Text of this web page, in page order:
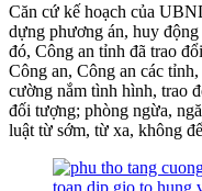
Căn cứ kế hoạch của
dựng phương án, huy
đó, Công an tỉnh đã trao
Công an, Công an các
cường nắm tình hình, trao
đối tượng; phòng ngừa,
luật từ sớm, từ xa, không